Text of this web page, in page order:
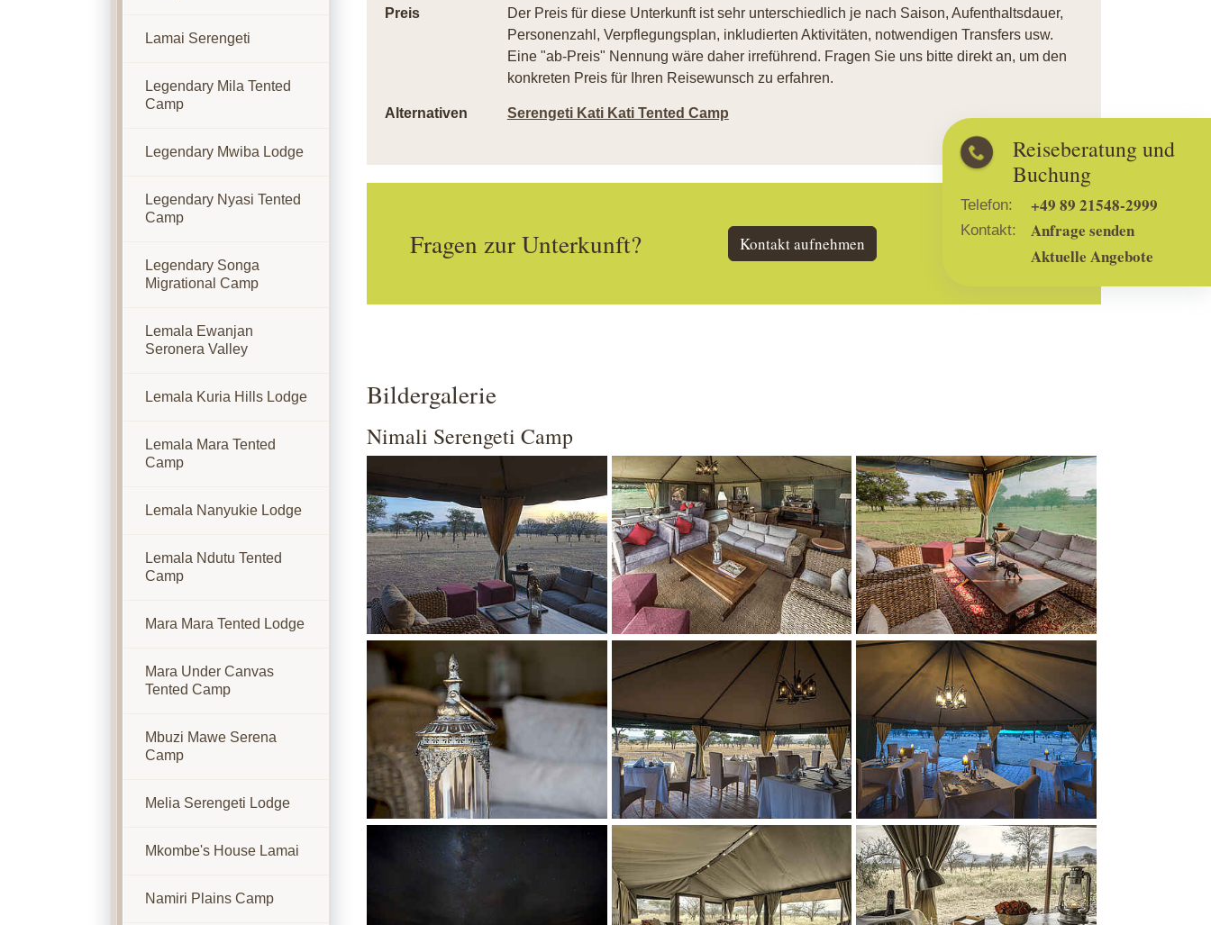
Reiseberatung und
Buchung
Telefon: +49 89 21548-2999
Kontakt:
Anfrage senden
Aktuelle Angebote
Preis
Der Preis für diese Unterkunft ist sehr unterschiedlich je nach Saison, Aufenthaltsdauer,
Personenzahl, Verpflegungsplan, inkludierten Aktivitäten, notwendigen Transfers usw.
Eine "ab-Preis" Nennung wäre daher irreführend. Fragen Sie uns bitte direkt an, um den
konkreten Preis für Ihren Reisewunsch zu erfahren.
Alternativen Serengeti Kati Kati Tented Camp
Fragen zur Unterkunft? Kontakt aufnehmen
Bildergalerie
Nimali Serengeti Camp
Show larger version Show larger version Show larger version
Show larger version Show larger version Show larger version
Show larger version Show larger version Show larger version
Lamai Serengeti
Legendary Mila Tented
Camp
Legendary Mwiba Lodge
Legendary Nyasi Tented
Camp
Legendary Songa
Migrational Camp
Lemala Ewanjan
Seronera Valley
Lemala Kuria Hills Lodge
Lemala Mara Tented
Camp
Lemala Nanyukie Lodge
Lemala Ndutu Tented
Camp
Mara Mara Tented Lodge
Mara Under Canvas
Tented Camp
Mbuzi Mawe Serena
Camp
Melia Serengeti Lodge
Mkombe's House Lamai
Namiri Plains Camp